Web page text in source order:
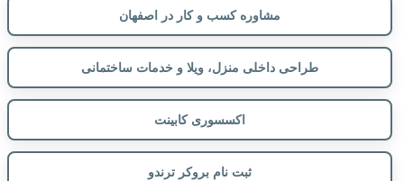
مشاوره کسب و کار در اصفهان
طراحی داخلی منزل، ویلا و خدمات ساختمانی
اکسسوری کابینت
ثبت نام بروکر ترندو